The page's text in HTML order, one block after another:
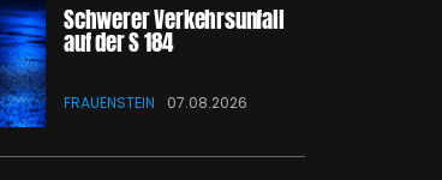
Schwerer Verkehrsunfall
auf der S 184
FRAUENSTEIN 07.08.2026